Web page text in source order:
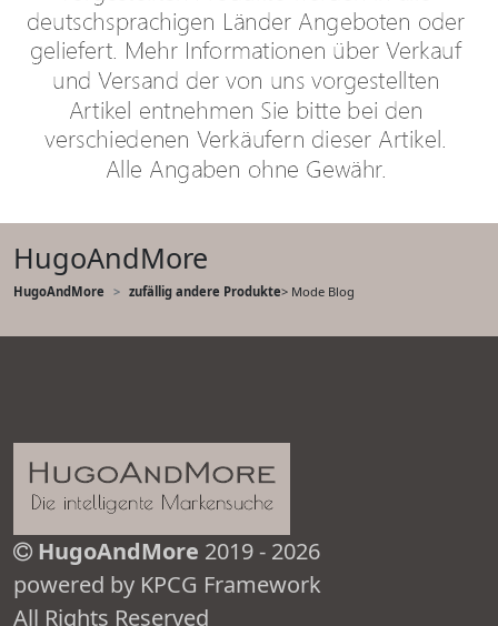
HugoAndMore
HugoAndMore zufällig andere Produkte> Mode Blog
HugoAndMore 2019 - 2026
powered by KPCG Framework
All Rights Reserved